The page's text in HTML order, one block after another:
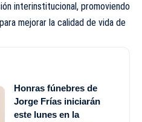
interinstitucional, promoviendo
mejorar la calidad de vida de
Honras fúnebres de
Jorge Frías iniciarán
este lunes en la